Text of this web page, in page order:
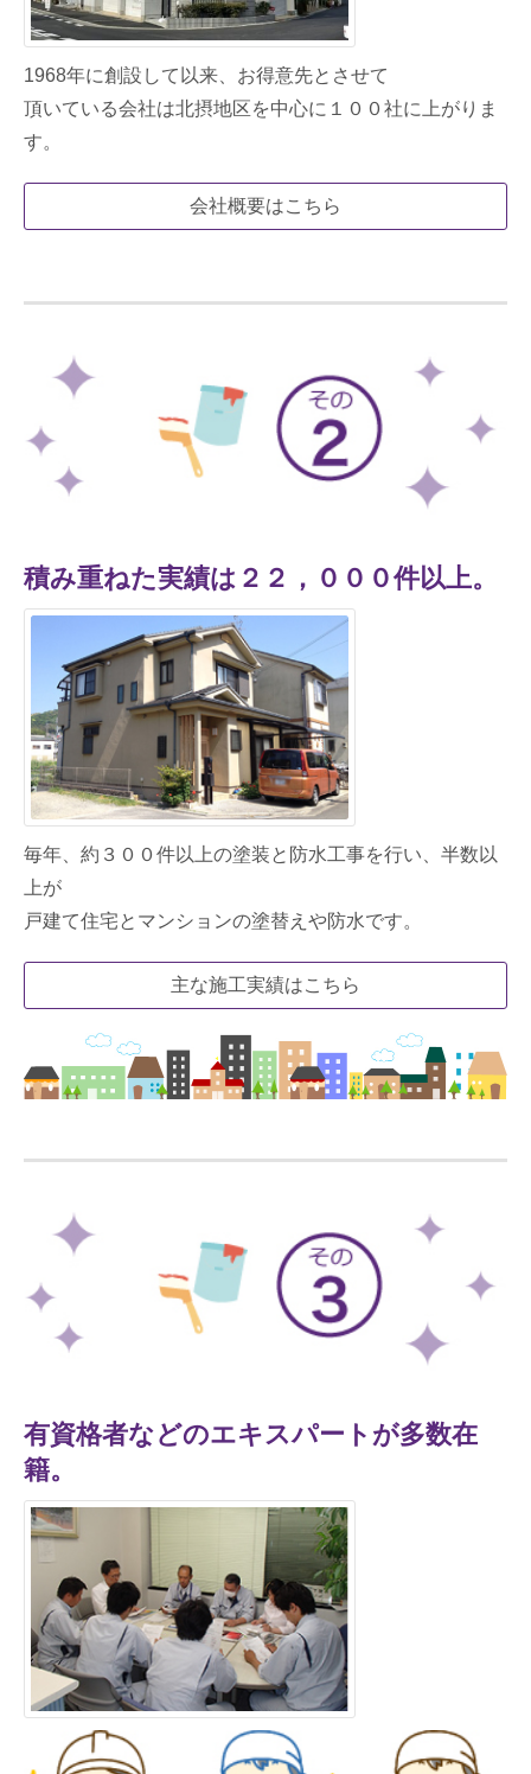
1968年に創設して以来、お得意先とさせて
頂いている会社は北摂地区を中心に１００社に上がりま
す。
会社概要はこちら
積み重ねた実績は２２，０００件以上。
毎年、約３００件以上の塗装と防水工事を行い、半数以
上が
戸建て住宅とマンションの塗替えや防水です。
主な施工実績はこちら
有資格者などのエキスパートが多数在
籍。